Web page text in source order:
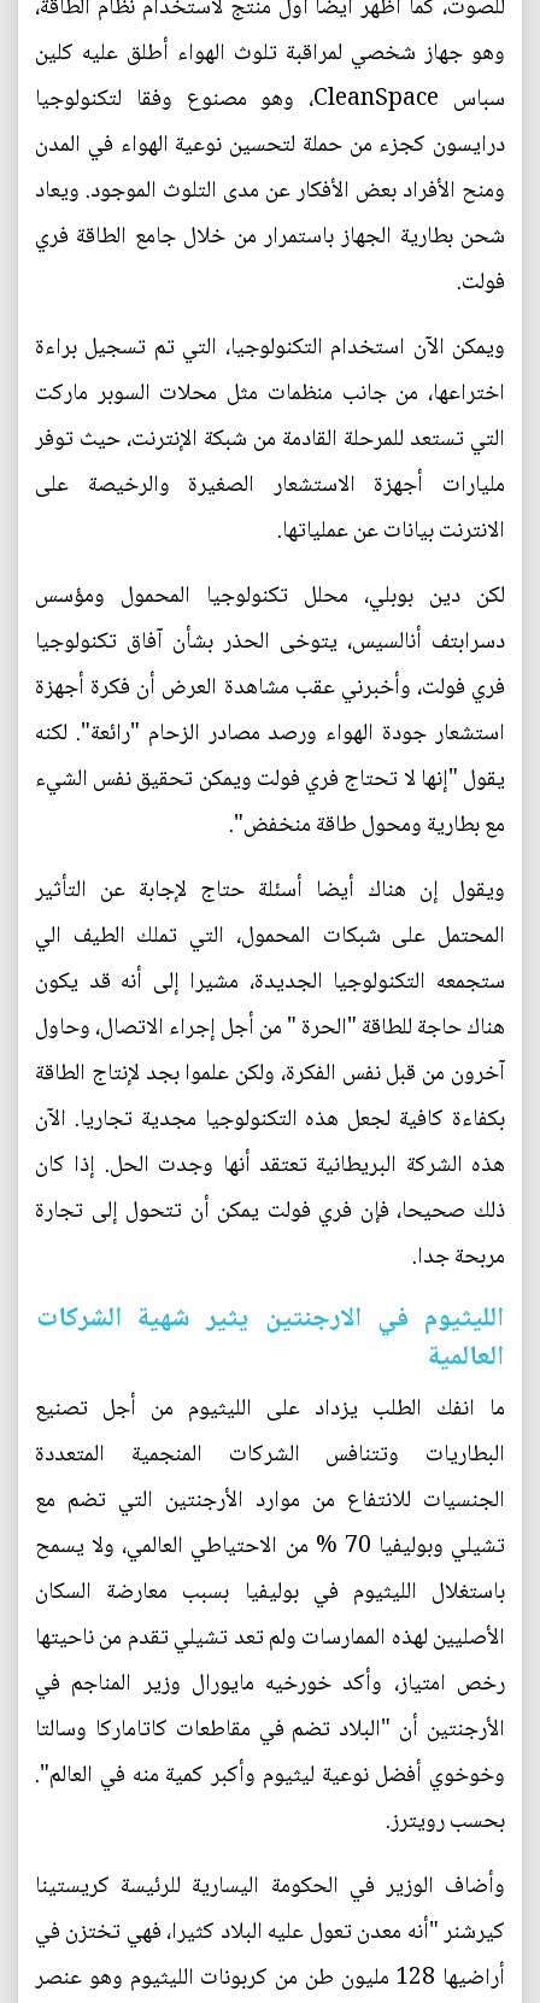
للصوت، كما أظهر أيضا أول منتج لاستخدام نظام الطاقة،
وهو جهاز شخصي لمراقبة تلوث الهواء أطلق عليه كلين
سباس CleanSpace، وهو مصنوع وفقا لتكنولوجيا
درايسون كجزء من حملة لتحسين نوعية الهواء في المدن
ومنح الأفراد بعض الأفكار عن مدى التلوث الموجود. ويعاد
شحن بطارية الجهاز باستمرار من خلال جامع الطاقة فري
فولت.
ويمكن الآن استخدام التكنولوجيا، التي تم تسجيل براءة
اختراعها، من جانب منظمات مثل محلات السوبر ماركت
التي تستعد للمرحلة القادمة من شبكة الإنترنت، حيث توفر
مليارات أجهزة الاستشعار الصغيرة والرخيصة على
الانترنت بيانات عن عملياتها.
لكن دين بوبلي، محلل تكنولوجيا المحمول ومؤسس
دسرابتف أنالسيس، يتوخى الحذر بشأن آفاق تكنولوجيا
فري فولت، وأخبرني عقب مشاهدة العرض أن فكرة أجهزة
استشعار جودة الهواء ورصد مصادر الزحام "رائعة". لكنه
يقول "إنها لا تحتاج فري فولت ويمكن تحقيق نفس الشيء
مع بطارية ومحول طاقة منخفض".
ويقول إن هناك أيضا أسئلة حتاج لإجابة عن التأثير
المحتمل على شبكات المحمول، التي تملك الطيف الي
ستجمعه التكنولوجيا الجديدة، مشيرا إلى أنه قد يكون
هناك حاجة للطاقة "الحرة " من أجل إجراء الاتصال، وحاول
آخرون من قبل نفس الفكرة، ولكن علموا بجد لإنتاج الطاقة
بكفاءة كافية لجعل هذه التكنولوجيا مجدية تجاريا. الآن
هذه الشركة البريطانية تعتقد أنها وجدت الحل. إذا كان
ذلك صحيحا، فإن فري فولت يمكن أن تتحول إلى تجارة
مربحة جدا.
الليثيوم في الارجنتين يثير شهية الشركات
العالمية
ما انفك الطلب يزداد على الليثيوم من أجل تصنيع
البطاريات وتتنافس الشركات المنجمية المتعددة
الجنسيات للانتفاع من موارد الأرجنتين التي تضم مع
تشيلي وبوليفيا 70 % من الاحتياطي العالمي، ولا يسمح
باستغلال الليثيوم في بوليفيا بسبب معارضة السكان
الأصليين لهذه الممارسات ولم تعد تشيلي تقدم من ناحيتها
رخص امتياز، وأكد خورخيه مايورال وزير المناجم في
الأرجنتين أن "البلاد تضم في مقاطعات كاتاماركا وسالتا
وخوخوي أفضل نوعية ليثيوم وأكبر كمية منه في العالم".
بحسب رويترز.
وأضاف الوزير في الحكومة اليسارية للرئيسة كريستينا
كيرشنر "أنه معدن تعول عليه البلاد كثيرا، فهي تختزن في
أراضيها 128 مليون طن من كربونات الليثيوم وهو عنصر